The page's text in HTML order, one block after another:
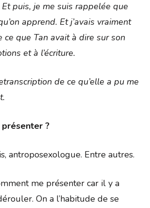
puis, je me suis rappelée que
apprend. Et j’avais vraiment
ce que Tan avait à dire sur son
et à l’écriture.
de ce qu’elle a pu me
?
antroposexologue. Entre autres.
me présenter car il y a
On a l’habitude de se